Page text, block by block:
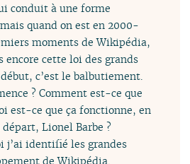
conduit à une forme
quand on est en 2000-
moments de Wikipédia,
encore cette loi des grands
c’est le balbutiement.
? Comment est-ce que
est-ce que ça fonctionne, en
Lionel Barbe ?
j’ai identifié les grandes
de Wikipédia.